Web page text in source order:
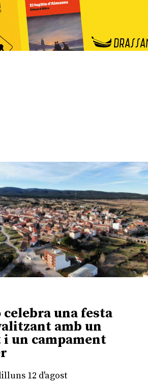
celebra una festa
amb un
i un campament
12 d'agost